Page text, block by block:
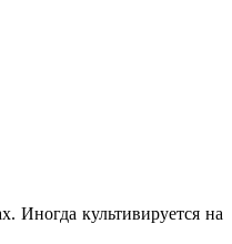
Иногда культивируется на